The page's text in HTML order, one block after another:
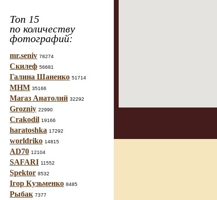
Топ 15
по количеству
фотографий:
mr.seniv 78274
Скилеф 56681
Галина Шаненко 51714
МНМ 35166
Магаз Анатолий 32292
Grozniy 22990
Crakodil 19166
haratoshka 17292
worldriko 14815
AD70 12104
SAFARI 11552
Spektor 8532
Ігор Кузьменко 8485
Рыбак 7377